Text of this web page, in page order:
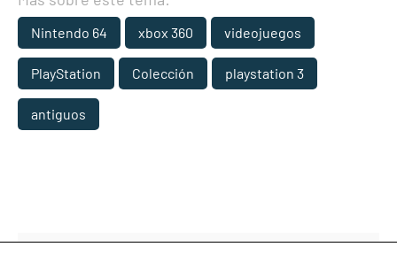
Nintendo 64 xbox 360 videojuegos
PlayStation Colección playstation 3
antiguos